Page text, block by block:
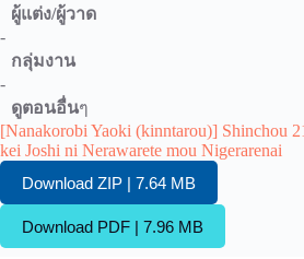
ผู้แต่ง/ผู้วาด
-
กลุ่มงาน
-
ดูตอนอื่นๆ
[Nanakorobi Yaoki (kinntarou)] Shinchou
kei Joshi ni Nerawarete mou Nigerarenai
Download ZIP | 7.64 MB
Download PDF | 7.96 MB